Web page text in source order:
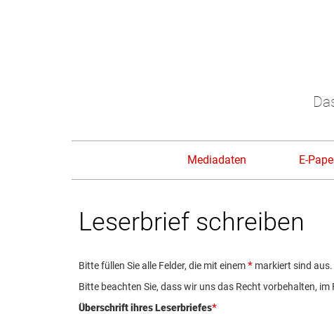
Mediadaten E-
Leserbrief schreiben
Bitte füllen Sie alle Felder, die mit einem
markiert sind aus.
Bitte beachten Sie, dass wir uns das Recht vorbehalten,
Überschrift ihres Leserbriefes